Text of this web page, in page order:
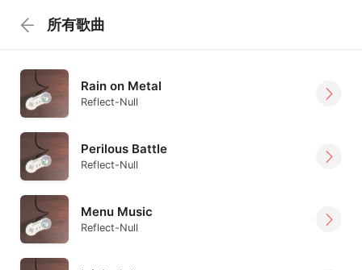
所有歌曲
Rain on Metal
Reflect-Null
Perilous Battle
Reflect-Null
Menu Music
Reflect-Null